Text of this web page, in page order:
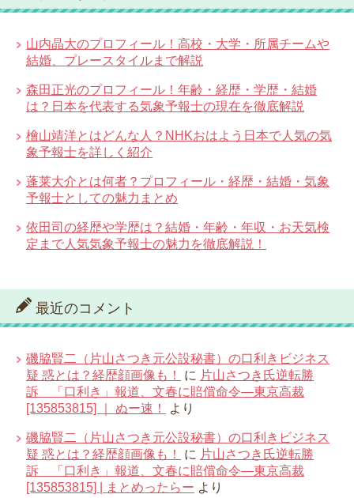
山内晶大のプロフィール！高校・大学・所属チームや
結婚、プレースタイルまで解説
森田正光のプロフィール！年齢・経歴・学歴・結婚
は？日本を代表する気象予報士の現在を徹底解説
檜山靖洋とはどんな人？NHKおはよう日本で人気の気
象予報士を詳しく紹介
蓬莱大介とは何者？プロフィール・経歴・結婚・気象
予報士としての魅力まとめ
依田司の経歴や学歴は？結婚・年齢・年収・お天気検
定まで人気気象予報士の魅力を徹底解説！
最近のコメント
磯脇賢二（片山さつき元公設秘書）の口利きビジネス
疑 惑とは？経歴顔画像も！
に 片山さつき氏逆転勝
訴 「口利き」報道、文春に賠償命令―東京高裁
[135853815] ｜ ぬー速！
より
磯脇賢二（片山さつき元公設秘書）の口利きビジネス
疑 惑とは？経歴顔画像も！
に 片山さつき氏逆転勝
訴 「口利き」報道、文春に賠償命令―東京高裁
[135853815] | まとめったらー より